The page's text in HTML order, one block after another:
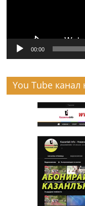
00:00
You Tube